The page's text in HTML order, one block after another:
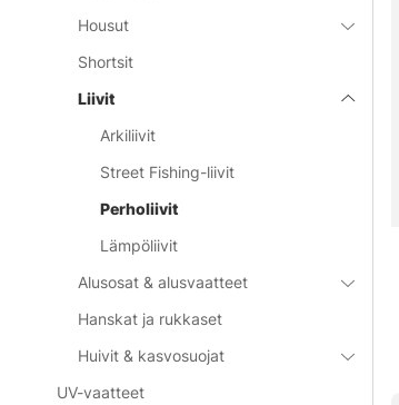
Housut
Shortsit
Liivit
Arkiliivit
Street Fishing-liivit
Perholiivit
Lämpöliivit
Alusosat & alusvaatteet
Hanskat ja rukkaset
Huivit & kasvosuojat
UV-vaatteet
Patagonia Stealth Convertible